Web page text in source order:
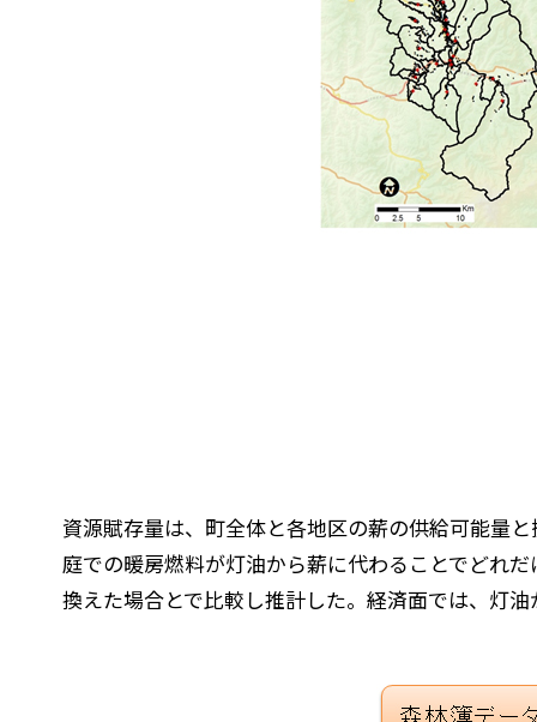
資源賦存量は、町全体と各地区の薪の供給可能量
庭での暖房燃料が灯油から薪に代わることでどれ
換えた場合とで比較し推計した。経済面では、灯